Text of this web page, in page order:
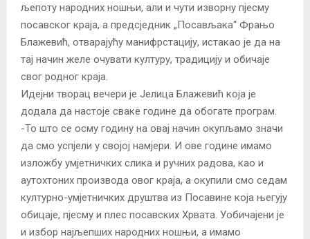
љепоту народних ношњи, али и чути изворну пјесму
посавског краја, а предсједник „Посављака“ Фрањо
Блажевић, отварајућу манифрстацију, истакао је да на
тај начин желе очувати културу, традицију и обичаје
свог родног краја.
Идејни творац вечери је Јелица Блажевић која је
додала да настоје сваке године да обогате програм.
-То што се осму годину на овај начин окупљамо значи
да смо успјели у својој намјери. И ове године имамо
изложбу умјетничких слика и ручних радова, као и
аутохтоних производа овог краја, а окупили смо седам
културно-умјетничких друштва из Посавине која његују
обицаје, пјесму и плес посавских Хрвата. Уобичајени је
и избор најљепших народних ношњи, а имамо